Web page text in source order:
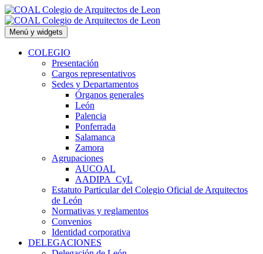
Saltar
al
contenido
Menú y widgets
COLEGIO
Presentación
Cargos representativos
Sedes y Departamentos
Órganos generales
León
Palencia
Ponferrada
Salamanca
Zamora
Agrupaciones
AUCOAL
AADIPA_CyL
Estatuto Particular del Colegio Oficial de Arquitectos
de León
Normativas y reglamentos
Convenios
Identidad corporativa
DELEGACIONES